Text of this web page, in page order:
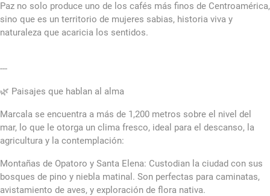
Paz no solo produce uno de los cafés más finos de Centroamérica,
sino que es un territorio de mujeres sabias, historia viva y
naturaleza que acaricia los sentidos.
---
🌿 Paisajes que hablan al alma
Marcala se encuentra a más de 1,200 metros sobre el nivel del
mar, lo que le otorga un clima fresco, ideal para el descanso, la
agricultura y la contemplación:
Montañas de Opatoro y Santa Elena: Custodian la ciudad con sus
bosques de pino y niebla matinal. Son perfectas para caminatas,
avistamiento de aves, y exploración de flora nativa.